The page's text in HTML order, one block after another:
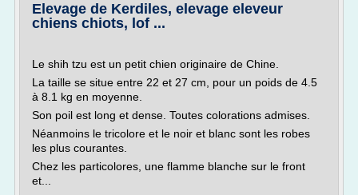
Elevage de Kerdiles, elevage eleveur
chiens chiots, lof ...
Le shih tzu est un petit chien originaire de Chine.
La taille se situe entre 22 et 27 cm, pour un poids de 4.5
à 8.1 kg en moyenne.
Son poil est long et dense. Toutes colorations admises.
Néanmoins le tricolore et le noir et blanc sont les robes
les plus courantes.
Chez les particolores, une flamme blanche sur le front
et...